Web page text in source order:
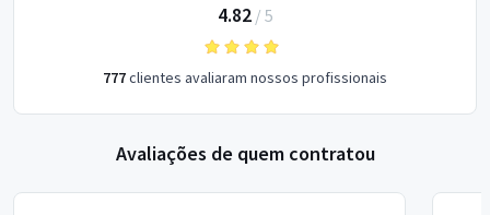
4.82/ 5
777clientes avaliaram nossos profissionais
Avaliações de quem contratou